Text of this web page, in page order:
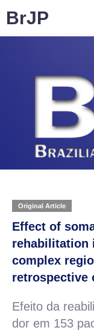
Original Article
Effect of
rehabilitation
complex
retrospective
Efeito da
dor em 153
BrJP